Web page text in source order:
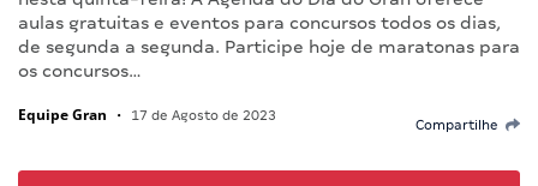
aulas gratuitas e eventos para concursos todos os dias,
de segunda a segunda. Participe hoje de maratonas para
os concursos…
Equipe Gran • 17 de Agosto de 2023
Compartilhe